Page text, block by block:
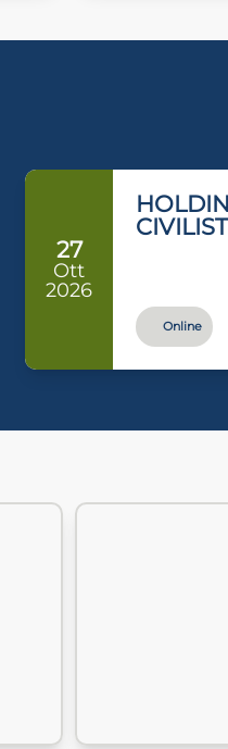
27
Ott
2026
Online